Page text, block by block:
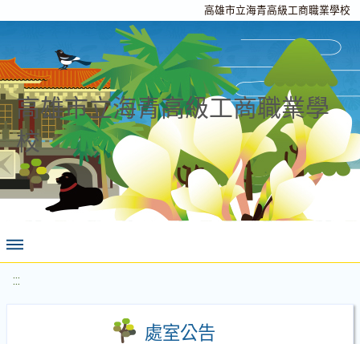
高雄市立海青高級工商職業學校
高雄市立海青高級工商職業學
校
:::
處室公告